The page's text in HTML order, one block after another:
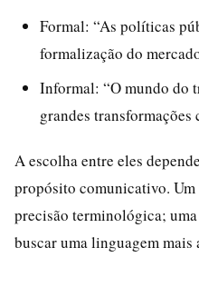
Formal: “As políticas
formalização do
Informal: “O mundo do
grandes transformações
A escolha entre eles
propósito comunicativo.
precisão terminológica;
buscar uma linguagem mais